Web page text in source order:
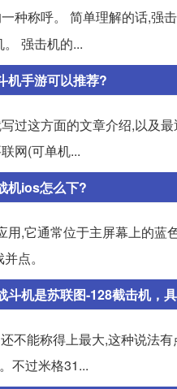
种称呼。 简单理解的话,强
强击机的...
机手游可以推荐?
过这方面的文章介绍,以及
网(可单机...
机ios怎么下?
用,它通常位于主屏幕上的蓝
点。
斗机是苏联图-128截击机，
不能称得上最大,这种说法
不过米格31...